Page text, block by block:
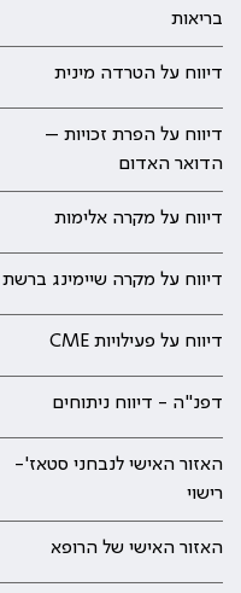
בריאות
דיווח על הטרדה מינית
דיווח על הפרת זכויות –
הדואר האדום
דיווח על מקרה אלימות
דיווח על מקרה שיימינג ברשת
דיווח על פעילויות CME
דפנ"ה - דיווח ניתוחים
האזור האישי לנבחני סטאז'-
רישוי
האזור האישי של הרופא